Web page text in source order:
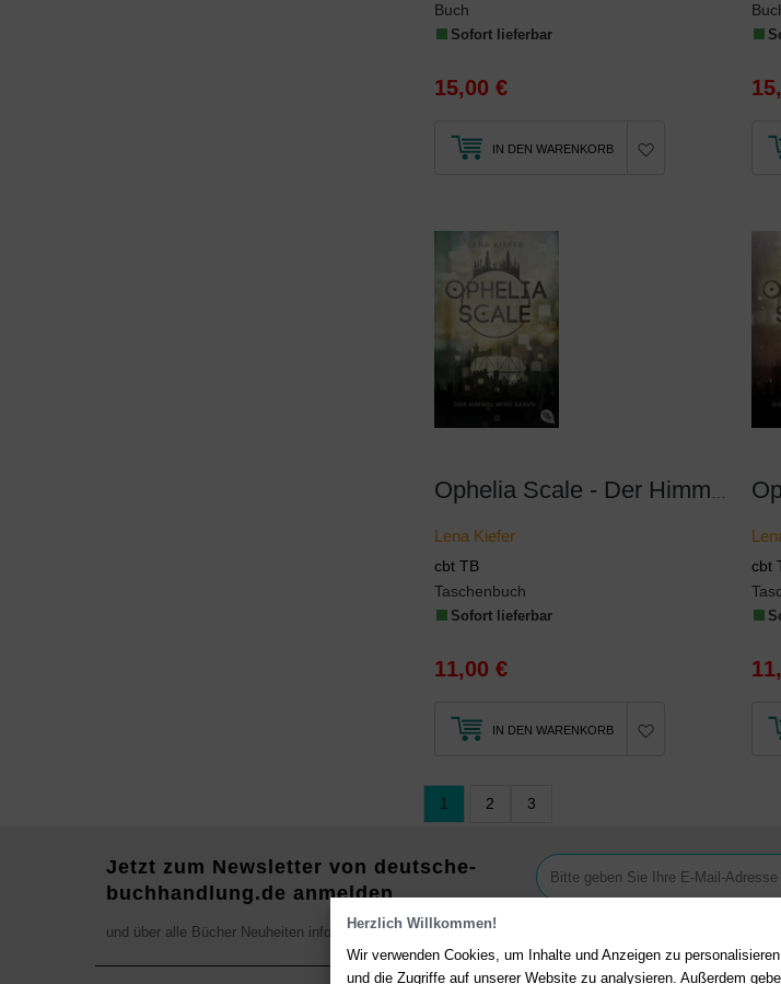
Herzlich Willkommen!
Wir verwenden Cookies, um Inhalte und Anzeigen zu
und die Zugriffe auf unserer Website zu analysieren. Außerdem
Buch
Sofort lieferbar
15,00 €
IN DEN WARENKORB
Lena Kiefer
cbt TB
Taschenbuch
Sofort lieferbar
11,00 €
IN DEN WARENKORB
cbt
1 2 3
Jetzt zum Newsletter von deutsche-
buchhandlung.de anmelden
und über alle Bücher Neuheiten informieren